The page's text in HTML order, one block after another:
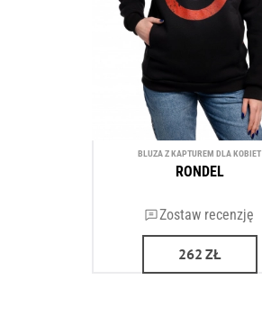
BLUZA Z KAPTUREM DLA KOBIET
RONDEL
Zostaw recenzję
262 ZŁ